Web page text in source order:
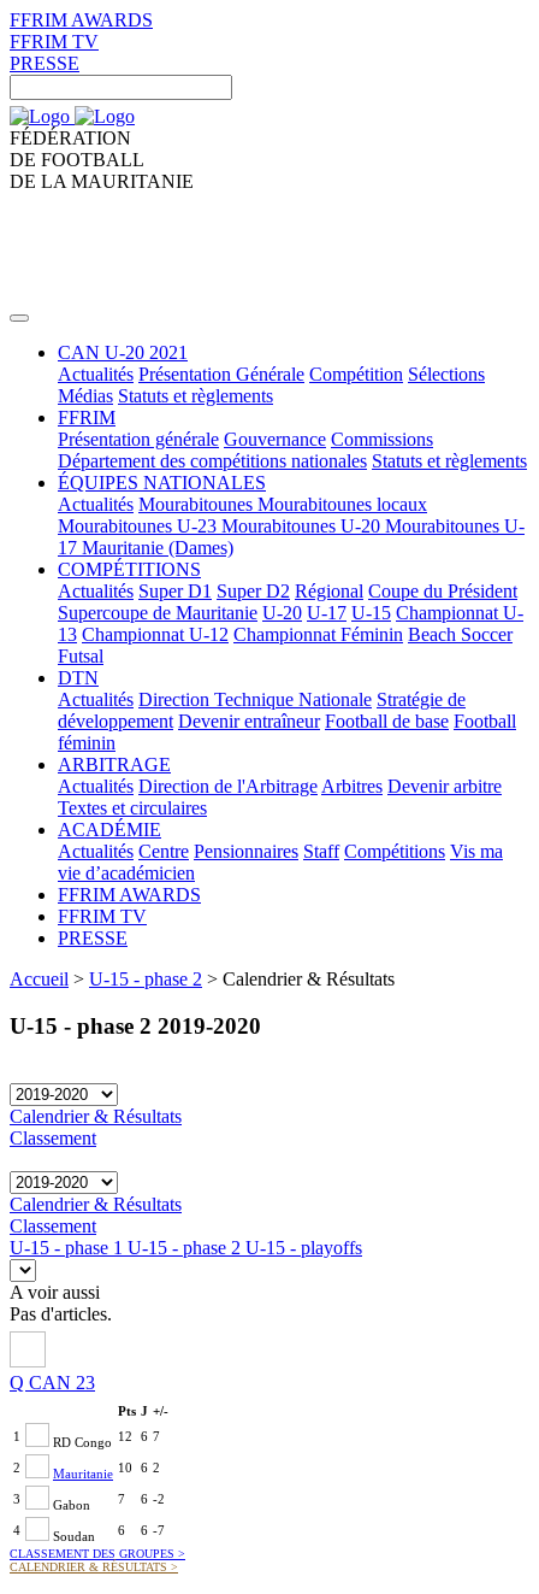
FFRIM AWARDS
FFRIM TV
PRESSE
FÉDÉRATION
DE FOOTBALL
DE LA MAURITANIE
CAN U-20 2021
Actualités Présentation Générale Compétition Sélections
Médias Statuts et règlements
FFRIM
Présentation générale Gouvernance Commissions
Département des compétitions nationales Statuts et règlements
ÉQUIPES NATIONALES
Actualités Mourabitounes Mourabitounes locaux
Mourabitounes U-23 Mourabitounes U-20 Mourabitounes U-
17 Mauritanie (Dames)
COMPÉTITIONS
Actualités Super D1 Super D2 Régional Coupe du Président
Supercoupe de Mauritanie U-20 U-17 U-15 Championnat U-
13 Championnat U-12 Championnat Féminin Beach Soccer
Futsal
DTN
Actualités Direction Technique Nationale Stratégie de
développement Devenir entraîneur Football de base Football
féminin
ARBITRAGE
Actualités Direction de l'Arbitrage Arbitres Devenir arbitre
Textes et circulaires
ACADÉMIE
Actualités Centre Pensionnaires Staff Compétitions Vis ma
vie d’académicien
FFRIM AWARDS
FFRIM TV
PRESSE
Accueil > U-15 - phase 2 > Calendrier & Résultats
U-15 - phase 2 2019-2020
Calendrier & Résultats
Classement
Calendrier & Résultats
Classement
U-15 - phase 1 U-15 - phase 2 U-15 - playoffs
A voir aussi
Pas d'articles.
Q CAN 23
Pts J +/-
1
RD Congo 12 6 7
2 Mauritanie 10 6 2
3 Gabon 7 6 -2
4 Soudan 6 6 -7
CLASSEMENT DES GROUPES >
CALENDRIER & RÉSULTATS >